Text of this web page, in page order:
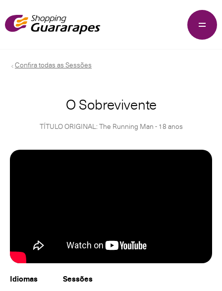
Confira todas as Sessões
O Sobrevivente
TÍTULO ORIGINAL: The Running Man - 18 anos
Idiomas Sessões